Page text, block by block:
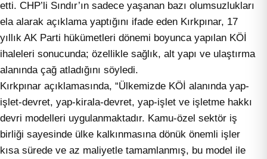
etti. CHP’li Sındır’ın sadece yaşanan bazı olumsuzlukları
ela alarak açıklama yaptığını ifade eden Kırkpınar, 17
yıllık AK Parti hükümetleri dönemi boyunca yapılan KÖİ
ihaleleri sonucunda; özellikle sağlık, alt yapı ve ulaştırma
alanında çağ atladığını söyledi.
Kırkpınar açıklamasında, “Ülkemizde KÖİ alanında yap-
işlet-devret, yap-kirala-devret, yap-işlet ve işletme hakkı
devri modelleri uygulanmaktadır. Kamu-özel sektör iş
birliği sayesinde ülke kalkınmasına dönük önemli işler
kısa sürede ve az maliyetle tamamlanmış, bu model ile